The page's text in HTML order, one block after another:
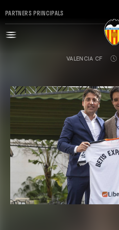
PARTNERS PRINCIPALS
VALENCIA CF